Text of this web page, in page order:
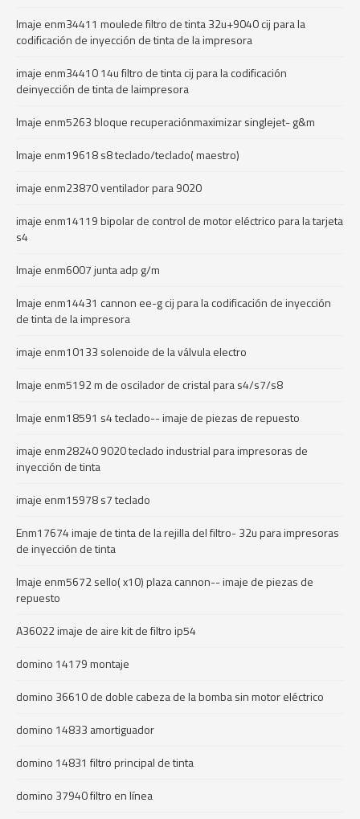
Imaje enm34411 moulede filtro de tinta 32u+9040 cij para la
codificación de inyección de tinta de la impresora
imaje enm34410 14u filtro de tinta cij para la codificación
deinyección de tinta de laimpresora
Imaje enm5263 bloque recuperaciónmaximizar singlejet- g&m
Imaje enm19618 s8 teclado/teclado( maestro)
imaje enm23870 ventilador para 9020
imaje enm14119 bipolar de control de motor eléctrico para la tarjeta
s4
Imaje enm6007 junta adp g/m
Imaje enm14431 cannon ee-g cij para la codificación de inyección
de tinta de la impresora
imaje enm10133 solenoide de la válvula electro
Imaje enm5192 m de oscilador de cristal para s4/s7/s8
Imaje enm18591 s4 teclado-- imaje de piezas de repuesto
imaje enm28240 9020 teclado industrial para impresoras de
inyección de tinta
imaje enm15978 s7 teclado
Enm17674 imaje de tinta de la rejilla del filtro- 32u para impresoras
de inyección de tinta
Imaje enm5672 sello( x10) plaza cannon-- imaje de piezas de
repuesto
A36022 imaje de aire kit de filtro ip54
domino 14179 montaje
domino 36610 de doble cabeza de la bomba sin motor eléctrico
domino 14833 amortiguador
domino 14831 filtro principal de tinta
domino 37940 filtro en línea